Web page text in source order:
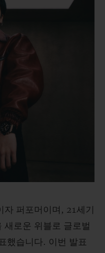
퍼포머이며, 21세기
로운 위블로 글로벌
했습니다. 이번 발표